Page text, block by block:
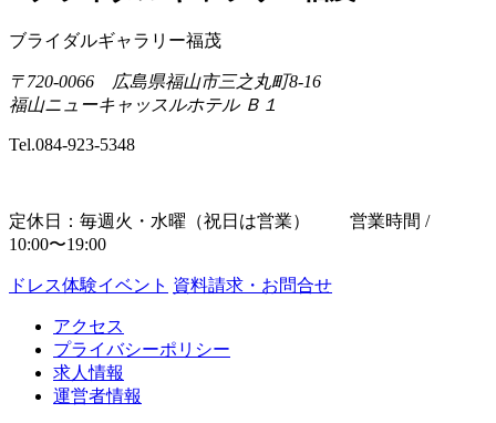
ブライダルギャラリー福茂
〒720-0066 広島県福山市三之丸町8-16
福山ニューキャッスルホテル Ｂ１
Tel.084-923-5348
定休日：毎週火・水曜（祝日は営業） 営業時間 /
10:00〜19:00
ドレス体験イベント 資料請求・お問合せ
アクセス
プライバシーポリシー
求人情報
運営者情報